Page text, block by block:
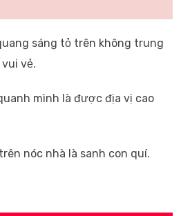
sáng tỏ trên không trung
vẻ.
mình là được địa vị cao
nóc nhà là sanh con quí.